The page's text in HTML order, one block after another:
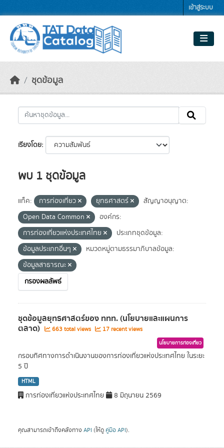
เข้าสู่ระบบ
ชุดข้อมูล
เรียงโดย
พบ 1 ชุดข้อมูล
แท็ค: การท่องเที่ยว ยุทธศาสตร์
สัญญาอนุญาต:
Open Data Common
องค์กร:
การท่องเที่ยวแห่งประเทศไทย
ประเภทชุดข้อมูล:
ข้อมูลประเภทอื่นๆ
หมวดหมู่ตามธรรมาภิบาลข้อมูล:
ข้อมูลสาธารณะ
กรองผลลัพธ์
ชุดข้อมูลยุทธศาสตร์ของ ททท. (นโยบายและแผนการ
ตลาด) 663 total views 17 recent views
นโยบายการท่องเที่ยว
กรอบทิศทางการดำเนินงานของการท่องเที่ยวแห่งประเทศไทย ในระยะ
5 ปี
HTML
การท่องเที่ยวแห่งประเทศไทย 8 มิถุนายน 2569
คุณสามารถเข้าถึงคลังทาง API (ให้ดู คู่มือ API).